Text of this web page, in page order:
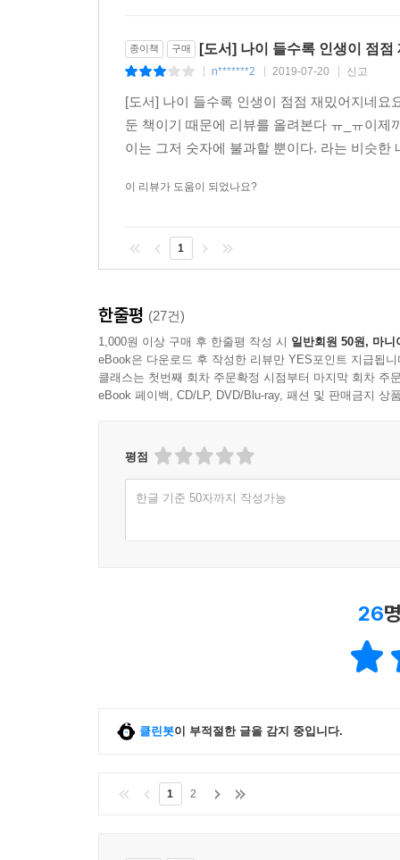
종이책 구매 [도서] 나이 들수록 인생이 점점
n*******2 2019-07-20 신고
[도서] 나이 들수록 인생이 점점 재밌어지네
둔 책이기 때문에 리뷰를 올려본다 ㅠ_ㅠ이
이는 그저 숫자에 불과할 뿐이다. 라는 비슷
이 리뷰가 도움이 되었나요?
1
한줄평 (27건)
1,000원 이상 구매 후 한줄평 작성 시 일반회원 50원, 마니
eBook은 다운로드 후 작성한 리뷰만 YES포인트 지급됩니
클래스는 첫번째 회차 주문확정 시점부터 마지막 회차 주
eBook 페이백, CD/LP, DVD/Blu-ray, 패션 및 판매금지 상
평점
한글 기준 50자까지 작성가능
26
클린봇이 부적절한 글을 감지 중입니다.
1 2